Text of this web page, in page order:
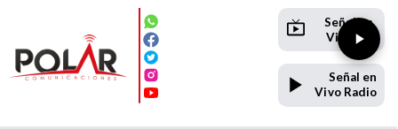
Señal en
Vivo TV
Señal en
Vivo Radio